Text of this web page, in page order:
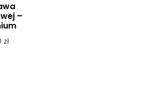
–
złZakres